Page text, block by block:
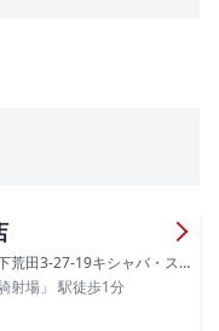
鹿児島県鹿児島市下荒田3-27-19キシャバ・ステーションビル4F
射場」 駅徒歩1分